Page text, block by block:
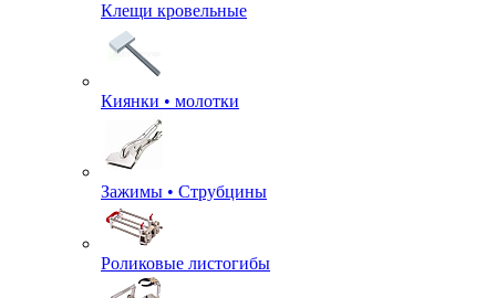
Клещи кровельные
Киянки • молотки
Зажимы • Струбцины
Роликовые листогибы